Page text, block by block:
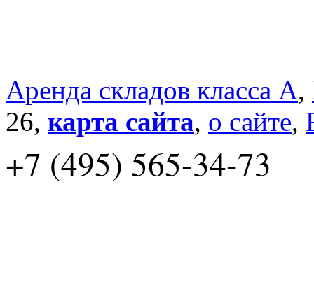
Аренда складов класса A,
26, карта сайта, о сайте,
+7 (495) 565-34-73